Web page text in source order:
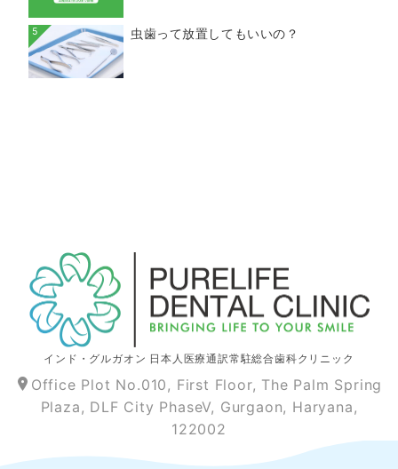
5 虫歯って放置してもいいの？
インド ・グルガオン 日本人医療通訳常駐総合歯科クリニック
Office Plot No.010, First Floor, The Palm Spring
Plaza, DLF City PhaseV, Gurgaon, Haryana,
122002